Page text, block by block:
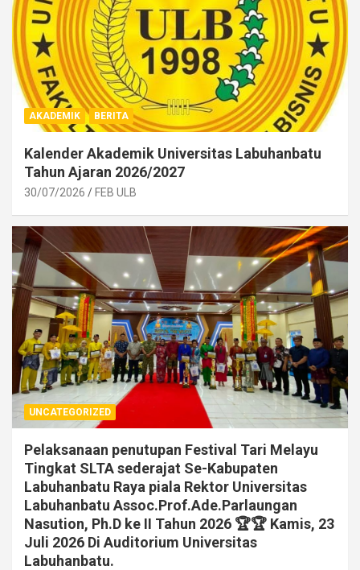
AKADEMIK BERITA
Kalender Akademik Universitas Labuhanbatu
Tahun Ajaran 2026/2027
30/07/2026 FEB ULB
UNCATEGORIZED
Pelaksanaan penutupan Festival Tari Melayu
Tingkat SLTA sederajat Se-Kabupaten
Labuhanbatu Raya piala Rektor Universitas
Labuhanbatu Assoc.Prof.Ade.Parlaungan
Nasution, Ph.D ke II Tahun 2026 🏆🏆 Kamis, 23
Juli 2026 Di Auditorium Universitas
Labuhanbatu.